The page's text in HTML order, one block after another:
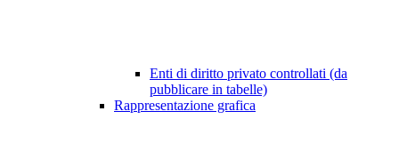
Enti di diritto privato controllati (da
pubblicare in tabelle)
Rappresentazione grafica